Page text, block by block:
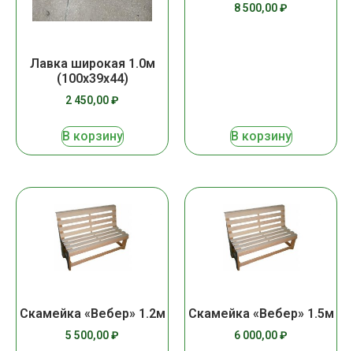
Лавка широкая 1.0м
(100х39х44)
2 450,00₽
В корзину
8 500,00₽
В корзину
Скамейка «Вебер» 1.2м
5 500,00₽
Скамейка «Вебер» 1.5м
6 000,00₽